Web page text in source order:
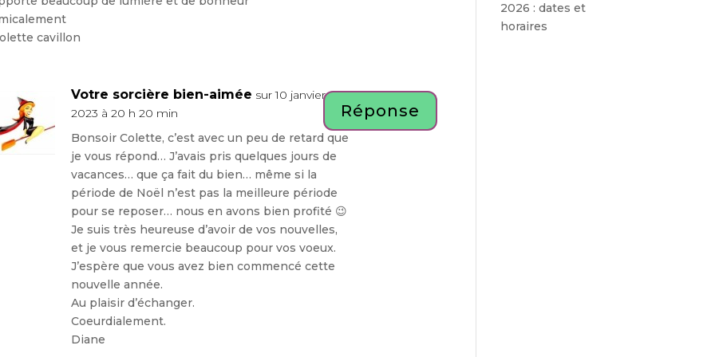
cavillon
Votre sorcière bien-aimée sur 10 janvier
2023 à 20 h 20 min
Bonsoir Colette, c’est avec un peu de retard que
je vous répond… J’avais pris quelques jours de
vacances… que ça fait du bien… même si la
période de Noël n’est pas la meilleure période
pour se reposer… nous en avons bien profité 😉
Je suis très heureuse d’avoir de vos nouvelles,
et je vous remercie beaucoup pour vos voeux.
J’espère que vous avez bien commencé cette
nouvelle année.
Au plaisir d’échanger.
Coeurdialement.
Diane
Réponse
2026 : dates et
horaires